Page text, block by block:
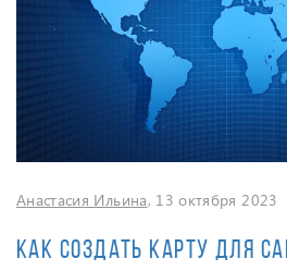
Анастасия Ильина, 13 октября 2023
Как создать карту для